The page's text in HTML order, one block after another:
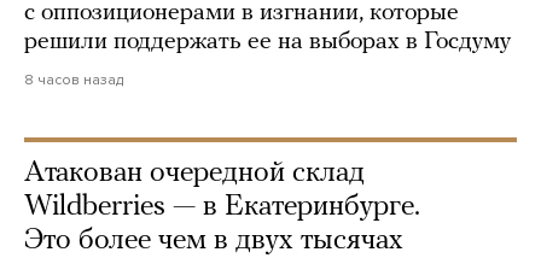
с оппозиционерами в изгнании, которые
решили поддержать ее на выборах в Госдуму
8 часов назад
Атакован очередной склад
Wildberries — в Екатеринбурге.
Это более чем в двух тысячах